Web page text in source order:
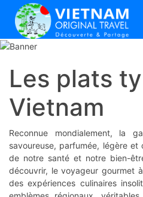
Les plats
Vietnam
Reconnue mondialement, la
savoureuse, parfumée, légère
de notre santé et notre bien-
découvrir, le voyageur gourmet
des expériences culinaires